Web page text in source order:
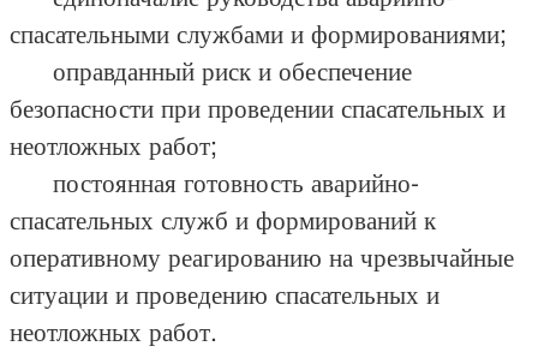
спасательными службами и формированиями;
оправданный риск и обеспечение
безопасности при проведении спасательных и
неотложных работ;
постоянная готовность аварийно-
спасательных служб и формирований к
оперативному реагированию на чрезвычайные
ситуации и проведению спасательных и
неотложных работ.